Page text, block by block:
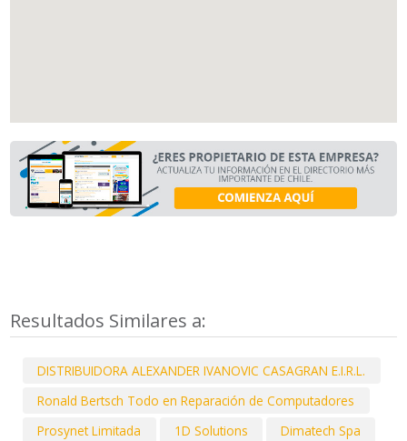
Resultados Similares a:
DISTRIBUIDORA ALEXANDER IVANOVIC CASAGRAN E.I.R.L.
Ronald Bertsch Todo en Reparación de Computadores
Prosynet Limitada
1D Solutions Dimatech Spa